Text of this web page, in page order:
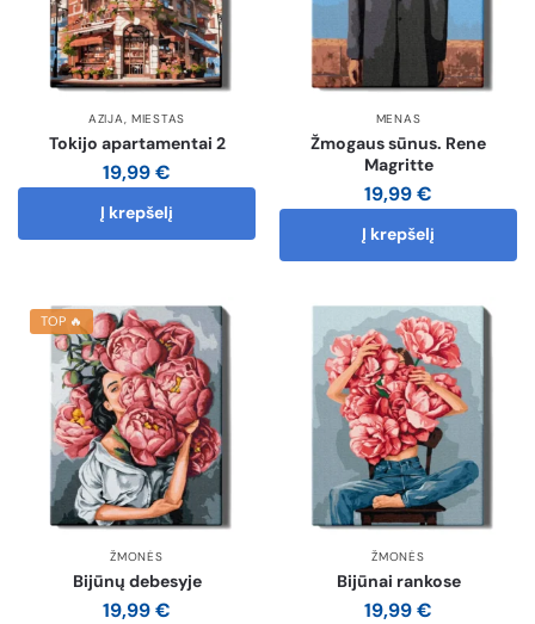
AZIJA, MIESTAS
Tokijo apartamentai 2
19,99€
Į krepšelį
MENAS
Žmogaus sūnus. Rene
Magritte
19,99€
Į krepšelį
TOP 🔥
ŽMONĖS
Bijūnų debesyje
19,99€
ŽMONĖS
Bijūnai rankose
19,99€